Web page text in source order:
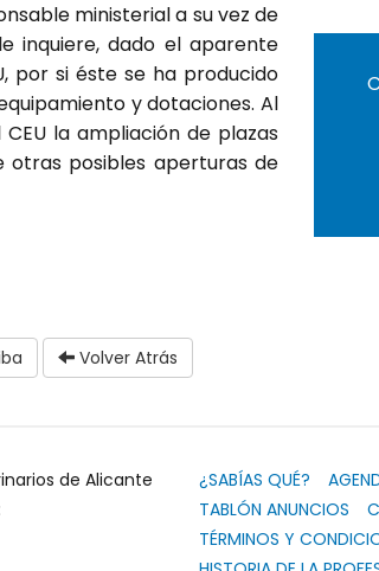
ministerial a su vez de
inquiere, dado el aparente
por si éste se ha producido
y dotaciones. Al
la ampliación de plazas
posibles aperturas de
Volver Atrás
de Alicante
¿SABÍAS QUÉ?
TABLÓN ANUNCIOS
TÉRMINOS Y